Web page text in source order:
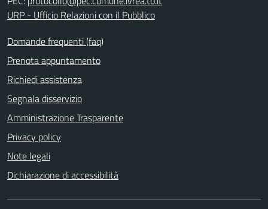
URP - Ufficio Relazioni con il Pubblico
Domande frequenti (faq)
Prenota appuntamento
Richiedi assistenza
Segnala disservizio
Amministrazione Trasparente
Privacy policy
Note legali
Dichiarazione di accessibilità